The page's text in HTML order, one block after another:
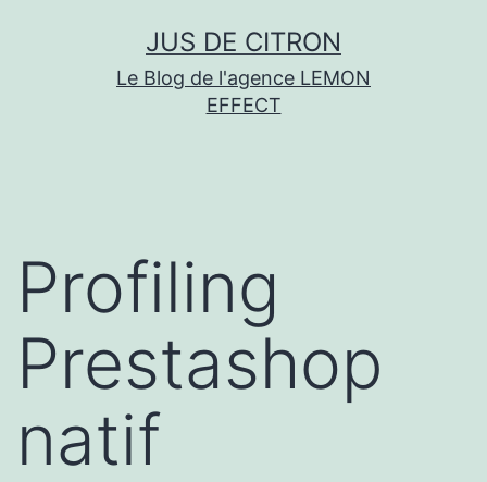
JUS DE CITRON
Le Blog de l'agence LEMON
EFFECT
Profiling
Prestashop
natif